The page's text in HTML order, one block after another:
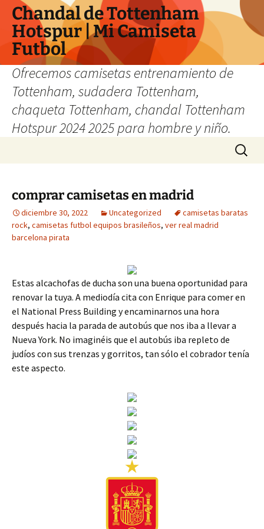
Chandal de Tottenham
Hotspur | Mi Camiseta
Futbol
Ofrecemos camisetas entrenamiento de
Tottenham, sudadera Tottenham,
chaqueta Tottenham, chandal Tottenham
Hotspur 2024 2025 para hombre y niño.
Buscar:
comprar camisetas en madrid
diciembre 30, 2022 Uncategorized
camisetas baratas
rock, camisetas futbol equipos brasileños, ver real madrid
barcelona pirata
Estas alcachofas de ducha son una buena oportunidad para
renovar la tuya. A mediodía cita con Enrique para comer en
el National Press Building y encaminarnos una hora
después hacia la parada de autobús que nos iba a llevar a
Nueva York. No imaginéis que el autobús iba repleto de
judíos con sus trenzas y gorritos, tan sólo el cobrador tenía
este aspecto.